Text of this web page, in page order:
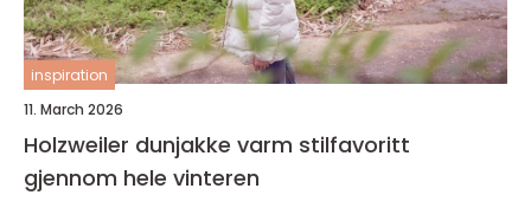
inspiration
11. March 2026
Holzweiler dunjakke varm stilfavoritt
gjennom hele vinteren